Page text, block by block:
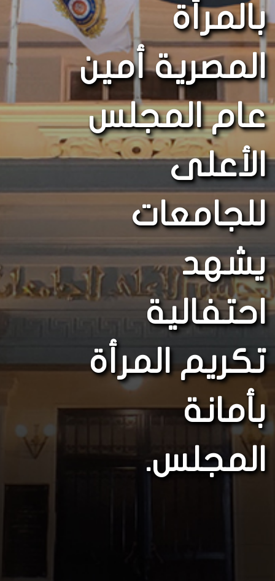
بالمرأة
المصرية أمين
عام المجلس
الأعلى
للجامعات
يشهد
احتفالية
تكريم المرأة
بأمانة
المجلس.